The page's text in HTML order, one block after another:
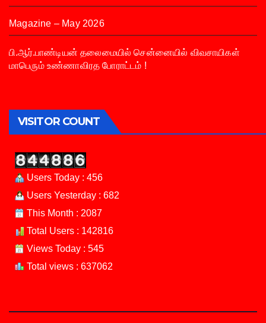
Magazine – May 2026
பி.ஆர்.பாண்டியன் தலைமையில் சென்னையில் விவசாயிகள்
மாபெரும் உண்ணாவிரத போராட்டம் !
VISITOR COUNT
Users Today : 456
Users Yesterday : 682
This Month : 2087
Total Users : 142816
Views Today : 545
Total views : 637062